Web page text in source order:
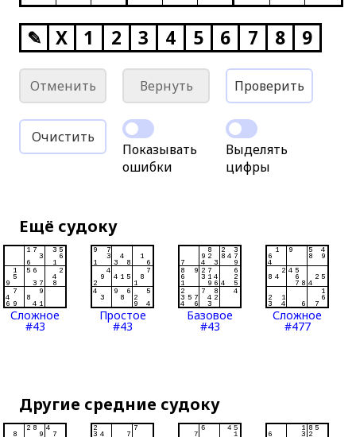
✎ X 1 2 3 4 5 6 7 8 9
Отменить Вернуть Проверить
Очистить
Показывать
ошибки
Выделять
цифры
Ещё судоку
Сложное
#43
Простое
#43
Базовое
#43
Сложное
#477
Другие средние судоку